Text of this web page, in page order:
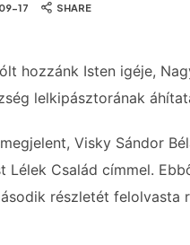
17 SHARE
hozzánk Isten igéje,
lelkipásztorának
Visky Sándor
Család címmel.
részletét felolvasta